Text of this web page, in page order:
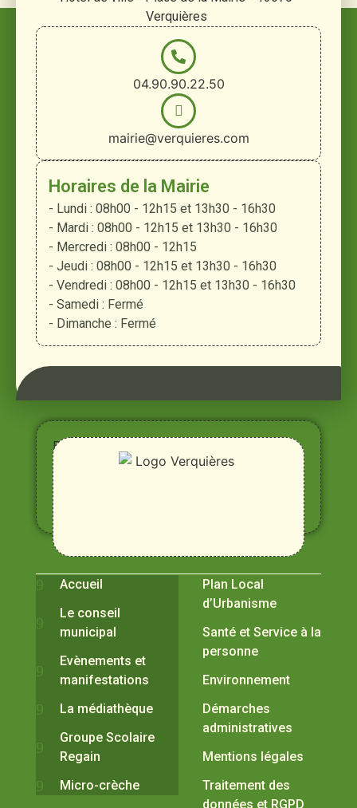
Verquières
04.90.90.22.50
mairie@verquieres.com
Horaires de la Mairie
- Lundi : 08h00 - 12h15 et 13h30 - 16h30
- Mardi : 08h00 - 12h15 et 13h30 - 16h30
- Mercredi : 08h00 - 12h15
- Jeudi : 08h00 - 12h15 et 13h30 - 16h30
- Vendredi : 08h00 - 12h15 et 13h30 - 16h30
- Samedi : Fermé
- Dimanche : Fermé
Entre
Rhône,
Alpilles
et
Durance
Accueil
Le conseil
municipal
Evènements et
manifestations
La médiathèque
Groupe Scolaire
Regain
Micro-crèche
Plan Local
d’Urbanisme
Santé et Service à la
personne
Environnement
Démarches
administratives
Mentions légales
Traitement des
données et RGPD